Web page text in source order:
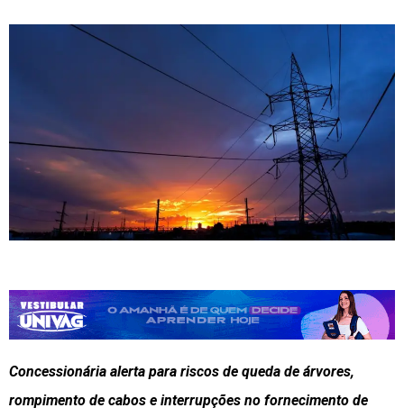
Concessionária alerta para riscos de queda de árvores,
rompimento de cabos e interrupções no fornecimento de